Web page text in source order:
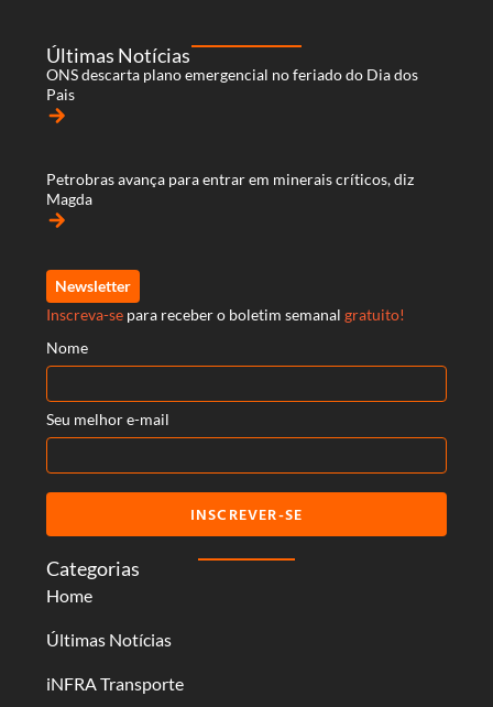
Categorias
Home
Últimas Notícias
iNFRA Transporte
Últimas Notícias
ONS descarta plano emergencial no feriado do Dia dos
Pais
arrow_forward
Petrobras avança para entrar em minerais críticos, diz
Magda
arrow_forward
Newsletter
Inscreva-se para receber o boletim semanal gratuito!
Nome
Seu melhor e-mail
INSCREVER-SE